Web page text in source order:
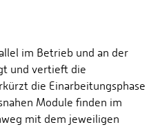
im Betrieb und an der
und vertieft die
die Einarbeitungsphase
Module finden im
mit dem jeweiligen